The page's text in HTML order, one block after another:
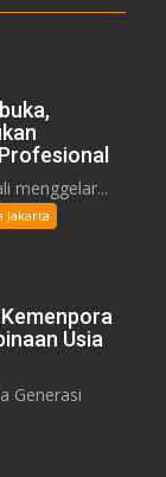
menggelar...
Jakarta
Usia
Generasi